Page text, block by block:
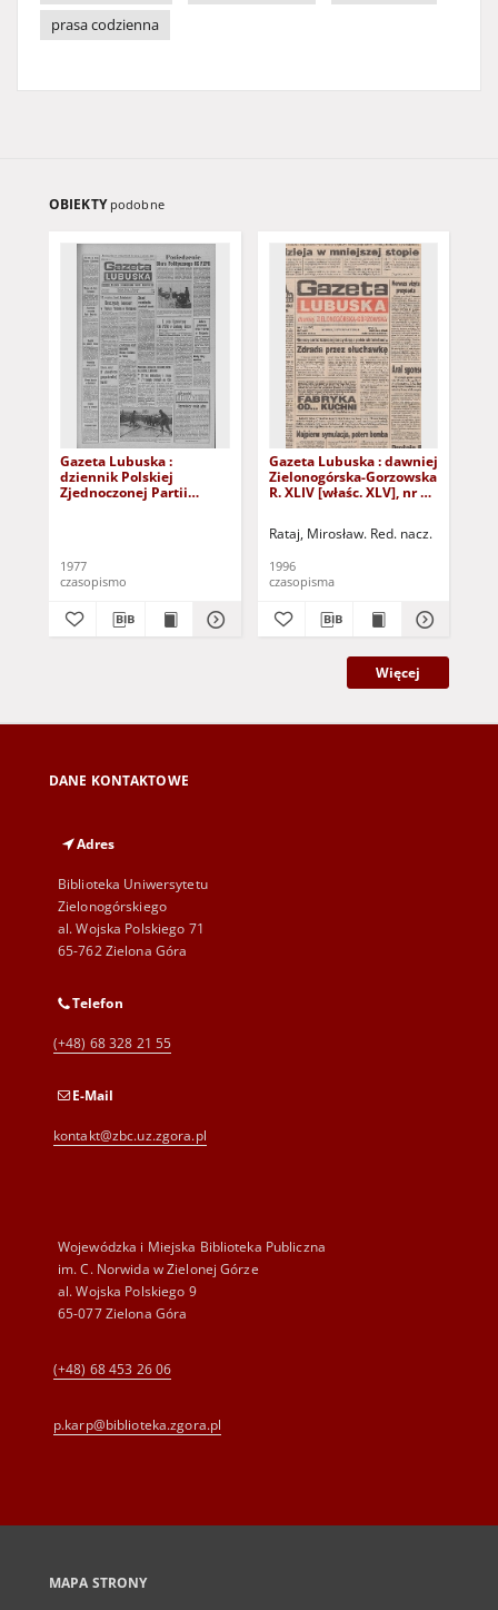
prasa codzienna
OBIEKTY podobne
Gazeta Lubuska :
dziennik Polskiej
Zjednoczonej Partii
1977
czasopismo
Gazeta Lubuska : dawniej
Zielonogórska-Gorzowska
R. XLIV [właśc. XLV], nr 52
Rataj, Mirosław. Red. nacz.
1996
czasopisma
Więcej
DANE KONTAKTOWE
Adres
Biblioteka Uniwersytetu
Zielonogórskiego
al. Wojska Polskiego 71
65-762 Zielona Góra
Telefon
(+48) 68 328 21 55
E-Mail
kontakt@zbc.uz.zgora.pl
Wojewódzka i Miejska Biblioteka Publiczna
im. C. Norwida w Zielonej Górze
al. Wojska Polskiego 9
65-077 Zielona Góra
(+48) 68 453 26 06
p.karp@biblioteka.zgora.pl
MAPA STRONY